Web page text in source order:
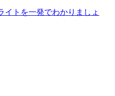
イトを一発でわかりましょ